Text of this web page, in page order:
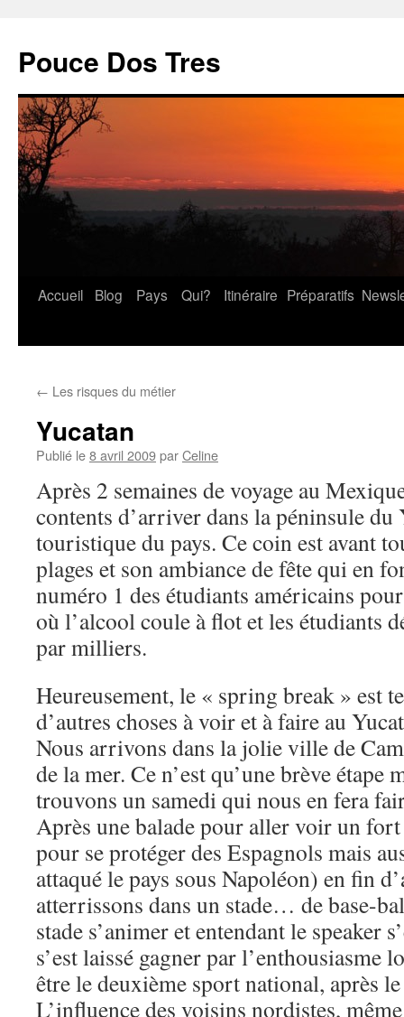
Pouce Dos Tres
Aller
Accueil Blog Pays Qui? Itinéraire Préparatifs
← Les risques du métier
Yucatan
Publié le8 avril 2009parCeline
Après 2 semaines de voyage au
contents d’arriver dans la péninsule
touristique du pays. Ce coin est avant
plages et son ambiance de fête qui en
numéro 1 des étudiants américains
où l’alcool coule à flot et les étudiants
par milliers.
Heureusement, le « spring break » est
d’autres choses à voir et à faire au
Nous arrivons dans la jolie ville de
de la mer. Ce n’est qu’une brève étape
trouvons un samedi qui nous en fera
Après une balade pour aller voir un
pour se protéger des Espagnols mais
attaqué le pays sous Napoléon) en fin
atterrissons dans un stade… de base-
stade s’animer et entendant le speaker
s’est laissé gagner par l’enthousiasme
être le deuxième sport national, après
L’influence des voisins nordistes,